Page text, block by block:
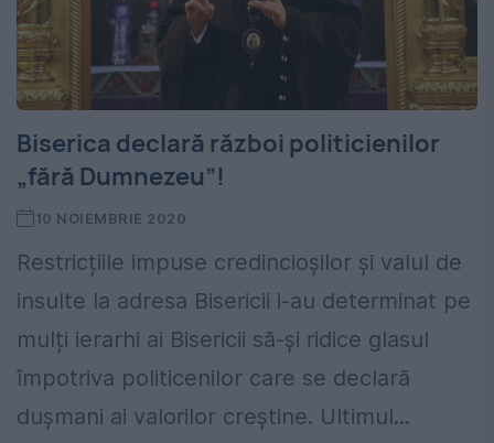
Biserica declară război politicienilor
„fără Dumnezeu”!
10 NOIEMBRIE 2020
Restricțiile impuse credincioșilor și valul de
insulte la adresa Bisericii i-au determinat pe
mulți ierarhi ai Bisericii să-și ridice glasul
împotriva politicenilor care se declară
dușmani ai valorilor creștine. Ultimul...